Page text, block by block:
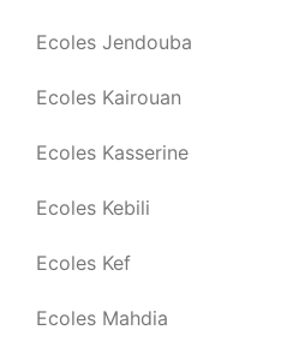
Ecoles Jendouba
Ecoles Kairouan
Ecoles Kasserine
Ecoles Kebili
Ecoles Kef
Ecoles Mahdia